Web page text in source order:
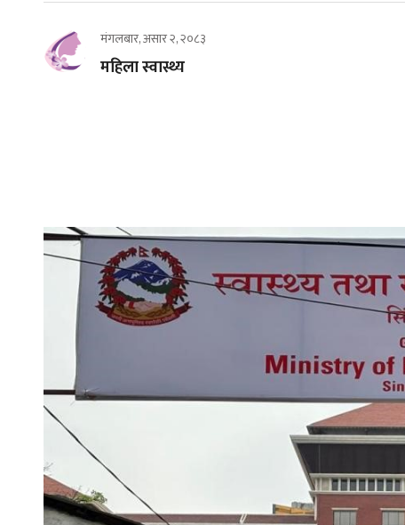
मंगलबार, असार २, २०८३
महिला स्वास्थ्य